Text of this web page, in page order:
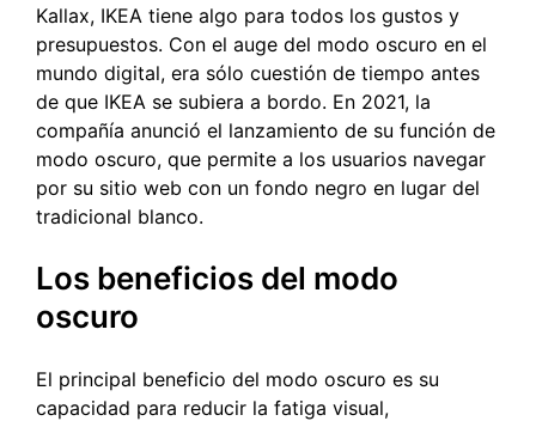
Kallax, IKEA tiene algo para todos los gustos y
presupuestos. Con el auge del modo oscuro en el
mundo digital, era sólo cuestión de tiempo antes
de que IKEA se subiera a bordo. En 2021, la
compañía anunció el lanzamiento de su función de
modo oscuro, que permite a los usuarios navegar
por su sitio web con un fondo negro en lugar del
tradicional blanco.
Los beneficios del modo
oscuro
El principal beneficio del modo oscuro es su
capacidad para reducir la fatiga visual,